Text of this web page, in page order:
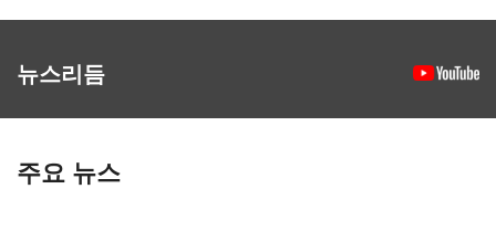
뉴스리듬
주요 뉴스